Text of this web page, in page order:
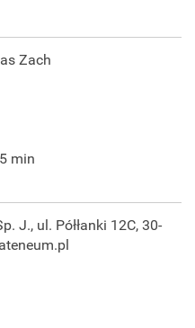
Zach
min
J., ul. Półłanki 12C, 30-